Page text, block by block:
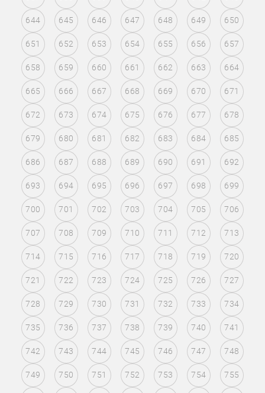
644 645 646 647 648 649 650
651 652 653 654 655 656 657
658 659 660 661 662 663 664
665 666 667 668 669 670 671
672 673 674 675 676 677 678
679 680 681 682 683 684 685
686 687 688 689 690 691 692
693 694 695 696 697 698 699
700 701 702 703 704 705 706
707 708 709 710 711 712 713
714 715 716 717 718 719 720
721 722 723 724 725 726 727
728 729 730 731 732 733 734
735 736 737 738 739 740 741
742 743 744 745 746 747 748
749 750 751 752 753 754 755